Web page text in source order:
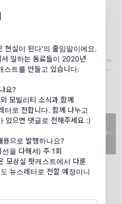
현실이 된다'의 줄임말이에요.
일하는 동료들이 2020년
스트를 만들고 있습니다.
요?
모빌리티 소식과 함께
터로 전합니다. 함께 나누고
있으면 댓글로 전해주세요 :)
용으로 발행하나요?
을 다해서) 주 1회
모상실 팟캐스트에서 다룬
뉴스레터로 전할 예정이니
분, 안녕
모상실 레
지 않게 잠
벌까
금 필요한
하세요. 즐
오늘 함께
카 사업자
업 분석에
지형도는
리티 이슈
패러다임은
녕하세요.
타 테스